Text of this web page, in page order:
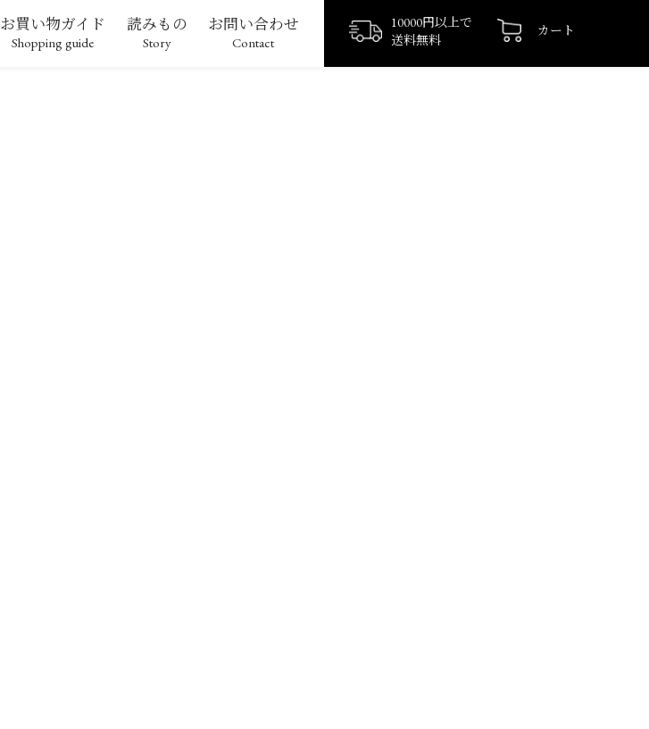
お買い物ガイド
Shopping guide
読みもの
Story
お問い合わせ
Contact
10000円以上で
送料無料
カート